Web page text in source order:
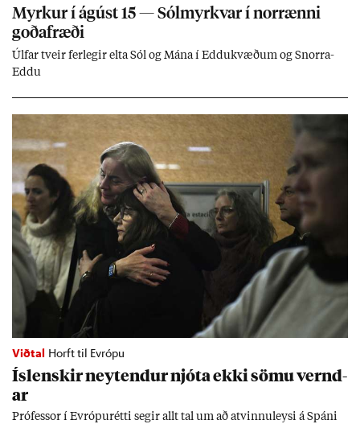
Myrk­ur í ág­úst 15 — Sól­myrkv­ar í nor­rænni
goða­fræði
Úlf­ar tveir fer­leg­ir elta Sól og Mána í Eddu­kvæð­um og Snorra-
Eddu
Viðtal Horft til Evrópu
Ís­lensk­ir neyt­end­ur njóta ekki sömu vernd­
ar
Pró­fess­or í Evr­ópu­rétti seg­ir allt tal um að at­vinnu­leysi á Spáni